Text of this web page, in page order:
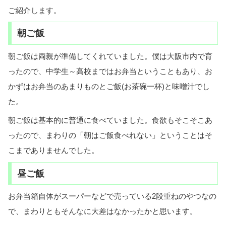
ご紹介します。
朝ご飯
朝ご飯は両親が準備してくれていました。僕は大阪市内で育
ったので、中学生～高校まではお弁当ということもあり、お
かずはお弁当のあまりものとご飯(お茶碗一杯)と味噌汁でし
た。
朝ご飯は基本的に普通に食べていました。食欲もそこそこあ
ったので、まわりの「朝はご飯食べれない」ということはそ
こまでありませんでした。
昼ご飯
お弁当箱自体がスーパーなどで売っている2段重ねのやつなの
で、まわりともそんなに大差はなかったかと思います。